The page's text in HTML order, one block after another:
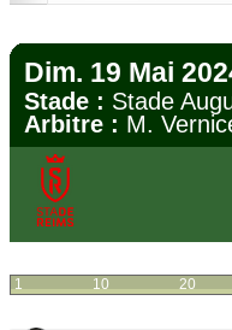
Dim. 19 Mai
Stade : Stade
Arbitre : M.
1 10 20